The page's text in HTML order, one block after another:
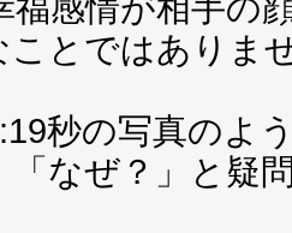
ことではありま
秒の写真のよ
「なぜ？」と疑